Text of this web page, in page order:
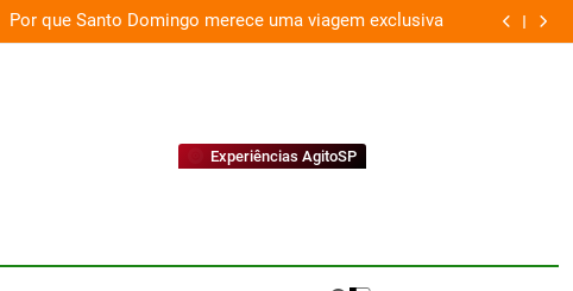
Por que Santo Domingo merece uma viagem exclusiva
Experiências AgitoSP